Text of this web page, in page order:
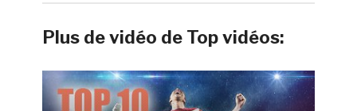
Plus de vidéo de Top vidéos: